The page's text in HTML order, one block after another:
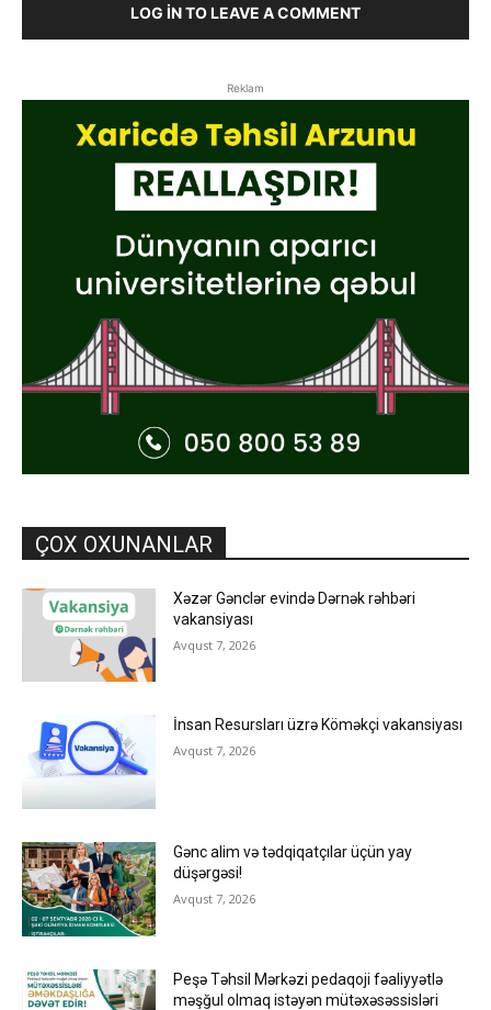
LOG IN TO LEAVE A COMMENT
Reklam
ÇOX OXUNANLAR
Xəzər Gənclər evində Dərnək rəhbəri
vakansiyası
Avqust 7, 2026
İnsan Resursları üzrə Köməkçi vakansiyası
Avqust 7, 2026
Gənc alim və tədqiqatçılar üçün yay
düşərgəsi!
Avqust 7, 2026
Peşə Təhsil Mərkəzi pedaqoji fəaliyyətlə
məşğul olmaq istəyən mütəxəsəssisləri